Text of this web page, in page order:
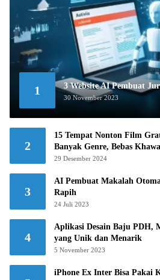
1 3 Website AI Pembuat
30 November 2023
2
15 Tempat Nonton Film
Banyak Genre, Bebas
29 Desember 2024
3
AI Pembuat Makalah
Rapih
24 Juli 2023
4
Aplikasi Desain Baju PDH,
yang Unik dan Menarik
5 November 2023
iPhone Ex Inter Bisa Pakai